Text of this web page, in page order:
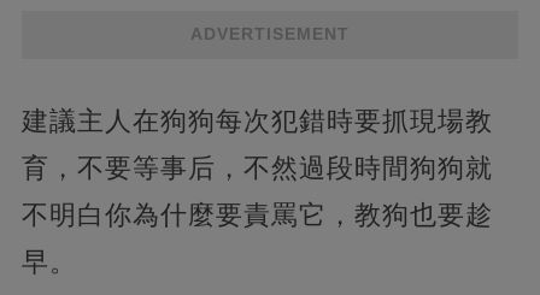
ADVERTISEMENT
建議主人在狗狗每次犯錯時要抓現場教
育，不要等事后，不然過段時間狗狗就
不明白你為什麼要責罵它，教狗也要趁
早。